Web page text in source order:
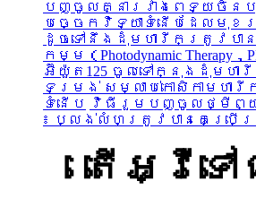
បញ្ចូលគ្នារវាងពេទ្យចិន
បច្ចេកវិទ្យាទំនើបដែលមុខ
ដូចទៅនឹងដុំមហារីកត្រូវបា
កម្ម（Photodynamic
អ៊ីយ៉ួត125 ចូលទៅក្នុងដុំមហា
ទម្រង់ សម្លាប់កោសិកាមហារី
ទំនើប
វិធីរួមបញ្ចូលថ្មីព្យ
៖ ប្លង់លំហត្រូវបានគេប្រើប្
តើអ្វីទៅ